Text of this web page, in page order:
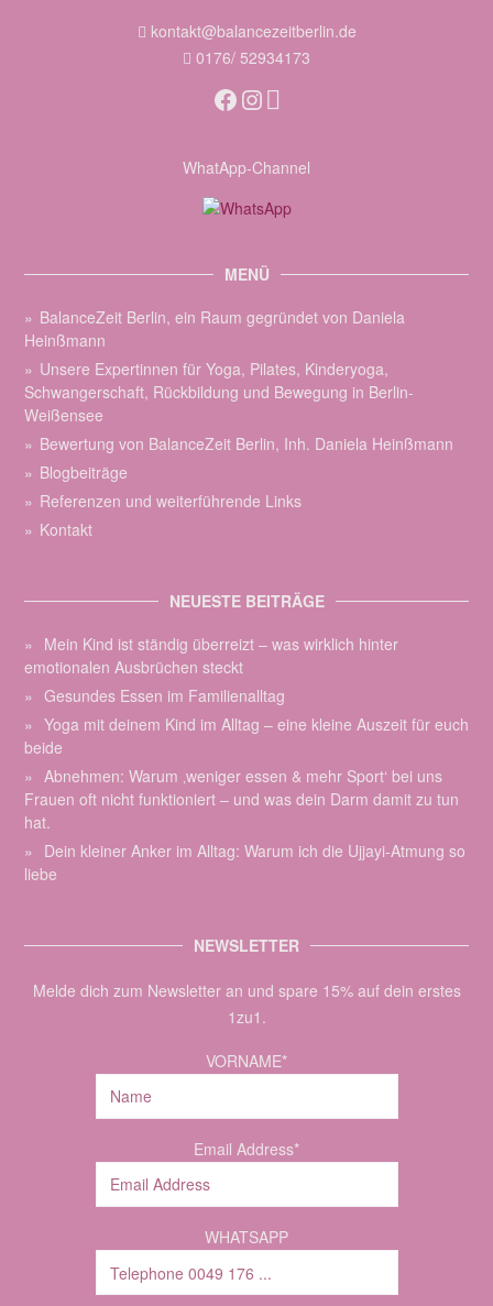
kontakt@balancezeitberlin.de
0176/ 52934173
Facebook
Instagram
WhatApp-Channel
MENÜ
BalanceZeit Berlin, ein Raum gegründet von Daniela
Heinßmann
Unsere Expertinnen für Yoga, Pilates, Kinderyoga,
Schwangerschaft, Rückbildung und Bewegung in Berlin-
Weißensee
Bewertung von BalanceZeit Berlin, Inh. Daniela Heinßmann
Blogbeiträge
Referenzen und weiterführende Links
Kontakt
NEUESTE BEITRÄGE
Mein Kind ist ständig überreizt – was wirklich hinter
emotionalen Ausbrüchen steckt
Gesundes Essen im Familienalltag
Yoga mit deinem Kind im Alltag – eine kleine Auszeit für euch
beide
Abnehmen: Warum ‚weniger essen & mehr Sport‘ bei uns
Frauen oft nicht funktioniert – und was dein Darm damit zu tun
hat.
Dein kleiner Anker im Alltag: Warum ich die Ujjayi-Atmung so
liebe
NEWSLETTER
Melde dich zum Newsletter an und spare 15% auf dein erstes
1zu1.
VORNAME*
Email Address*
WHATSAPP